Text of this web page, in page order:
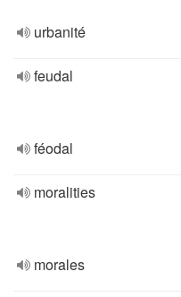
urbanité
feudal
féodal
moralities
morales